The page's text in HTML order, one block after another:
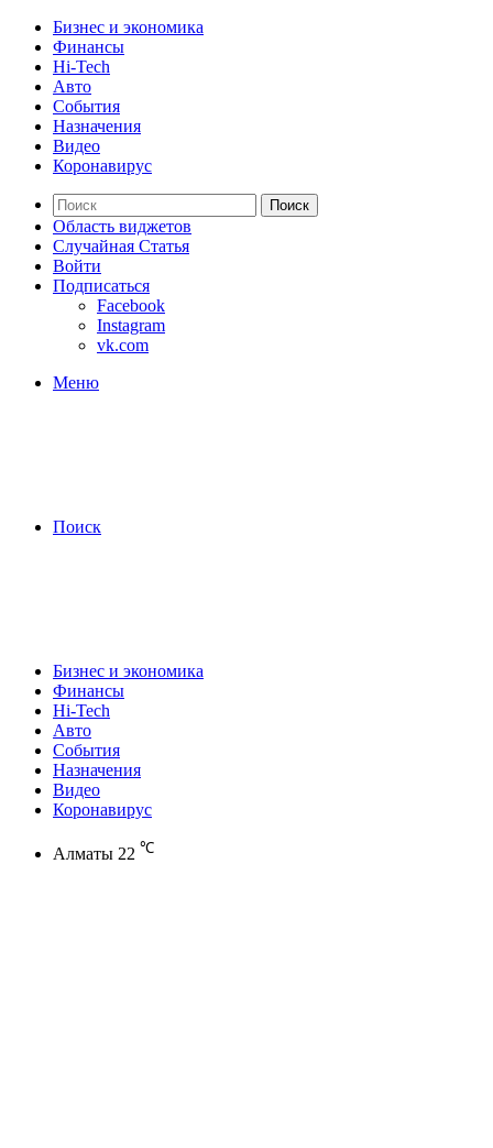
Бизнес и экономика
Финансы
Hi-Tech
Авто
События
Назначения
Видео
Коронавирус
Поиск
Область виджетов
Случайная Статья
Войти
Подписаться
Facebook
Instagram
vk.com
Меню
Поиск
Бизнес и экономика
Финансы
Hi-Tech
Авто
События
Назначения
Видео
Коронавирус
Алматы 22 ℃